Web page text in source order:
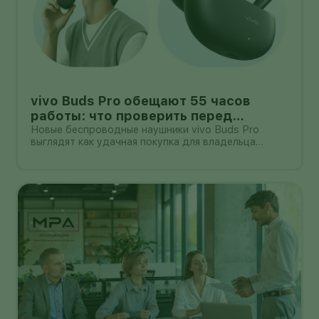
vivo Buds Pro обещают 55 часов
работы: что проверить перед
покупкой в России
Новые беспроводные наушники vivo Buds Pro
выглядят как удачная покупка для владельца